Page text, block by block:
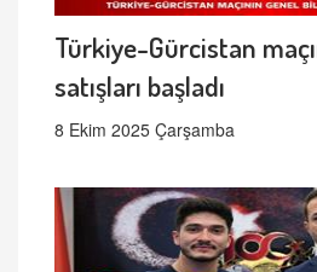
Türkiye-Gürcistan
satışları başladı
8 Ekim 2025 Çarşamba